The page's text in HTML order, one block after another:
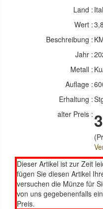
Land :
Wert :
Beschreibung :
Jahr :
Metall :
Auflage :
Erhaltung :
alter Preis :
Dieser Artikel ist zur Zeit
fügen Sie diesen Artikel
versuchen die Münze für
von uns gegebenenfalls
Preis.